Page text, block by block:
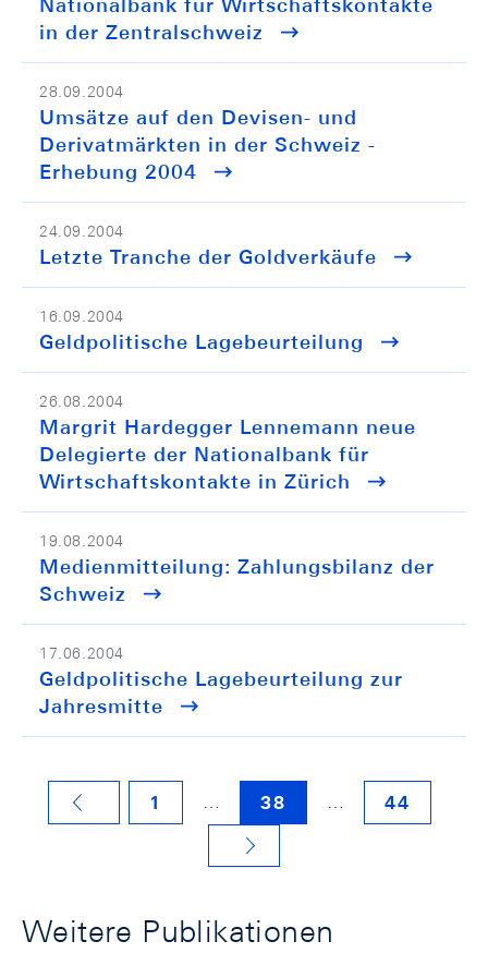
Nationalbank für Wirtschaftskontakte
in der Zentralschweiz
28.09.2004
Umsätze auf den Devisen- und
Derivatmärkten in der Schweiz -
Erhebung 2004
24.09.2004
Letzte Tranche der Goldverkäufe
16.09.2004
Geldpolitische Lagebeurteilung
26.08.2004
Margrit Hardegger Lennemann neue
Delegierte der Nationalbank für
Wirtschaftskontakte in Zürich
19.08.2004
Medienmitteilung: Zahlungsbilanz der
Schweiz
17.06.2004
Geldpolitische Lagebeurteilung zur
Jahresmitte
1 … 38 … 44
Weitere Publikationen